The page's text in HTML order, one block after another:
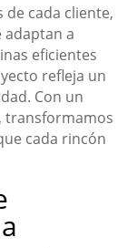
de cada cliente,
adaptan a
eficientes
refleja un
Con un
transformamos
cada rincón